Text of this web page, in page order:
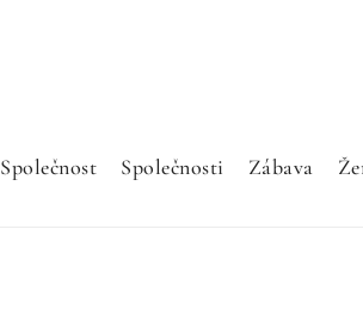
Společnost Společnosti Zábava